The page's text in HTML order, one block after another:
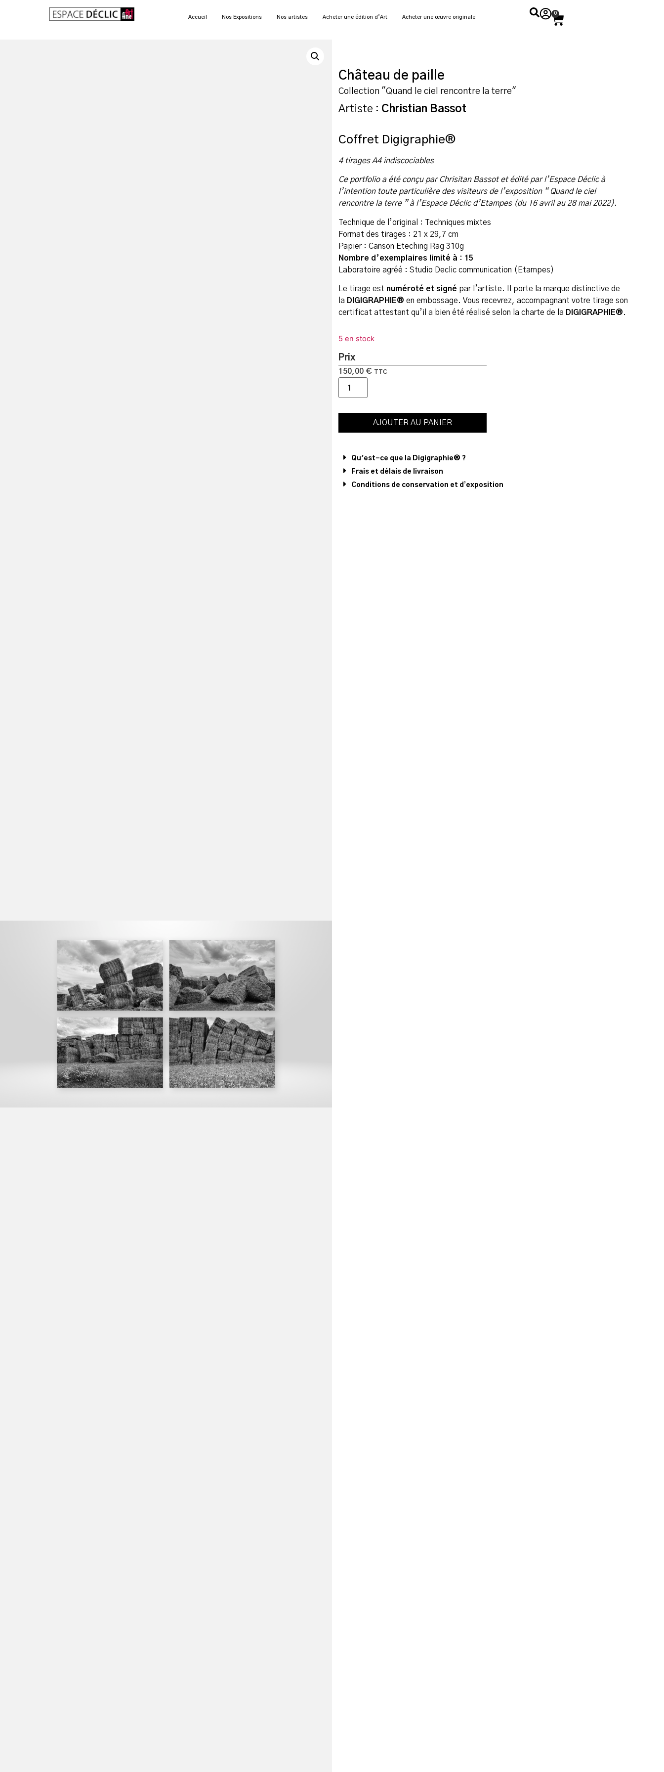
Accueil Nos Expositions Nos artistes Acheter une édition d’Art Acheter une œuvre originale
0
Château de paille
Collection "Quand le ciel rencontre la terre"
Artiste : Christian Bassot
Coffret Digigraphie®
4 tirages A4 indiscociables
Ce portfolio a été conçu par Chrisitan Bassot et édité par l’Espace Déclic à
l’intention toute particulière des visiteurs de l’exposition “ Quand le ciel
rencontre la terre ” à l’Espace Déclic d’Etampes (du 16 avril au 28 mai 2022).
Technique de l’original : Techniques mixtes
Format des tirages : 21 x 29,7 cm
Papier : Canson Eteching Rag 310g
Nombre d’exemplaires limité à : 15
Laboratoire agréé : Studio Declic communication (Etampes)
Le tirage est numéroté et signé par l’artiste. Il porte la marque distinctive de
la DIGIGRAPHIE® en embossage. Vous recevrez, accompagnant votre tirage son
certificat attestant qu’il a bien été réalisé selon la charte de la DIGIGRAPHIE®.
5 en stock
Prix
150,00 € TTC
AJOUTER AU PANIER
Qu'est-ce que la Digigraphie® ?
Frais et délais de livraison
Conditions de conservation et d’exposition